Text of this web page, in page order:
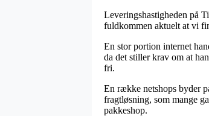
Leveringshastigheden på
fuldkommen aktuelt at vi
En stor portion internet
da det stiller krav om at
fri.
En række netshops byder
fragtløsning, som mange
pakkeshop.